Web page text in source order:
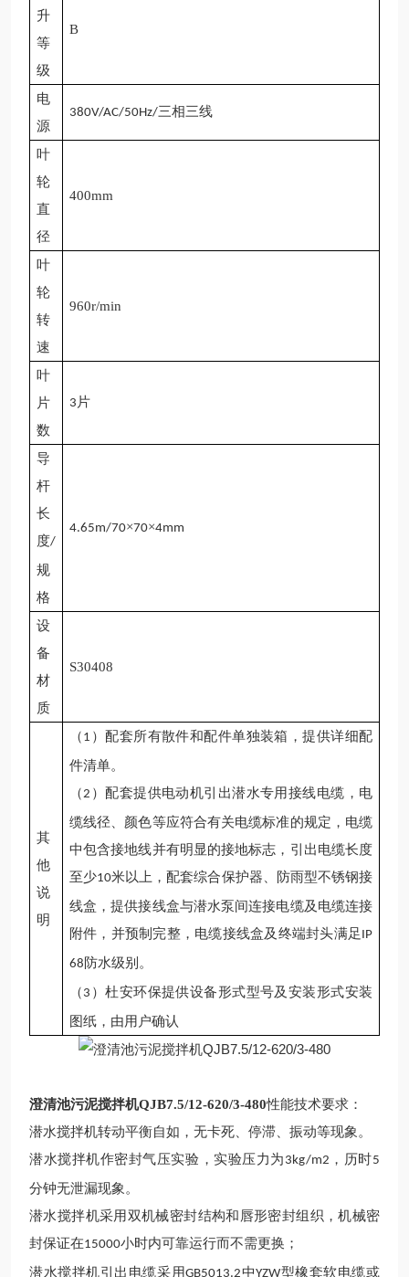
升
等
级
B
电
源
380V/AC/50Hz/三相三线
叶
轮
直
径
400mm
叶
轮
转
速
960r/min
叶
片
数
3 片
导
杆
长
度/
规
格
4.65m/70×70×4mm
设
备
材
质
S30408
其
他
说
明
（ 1 ）配套所有散件和配件单独装箱，提供详细配
件清单。
（2 ）配套提供电动机引出潜水专用接线电缆，电
缆线径、颜色等应符合有关电缆标准的规定，电缆
中包含接地线并有明显的接地标志，引出电缆长度
至少10米以上，配套综合保护器、防雨型不锈钢接
线盒 ，提供接线盒与潜水泵间连接电缆及电缆连接
附件，并预制完整，电缆接线盒及终端封头满足 IP
68 防水级别。
（ 3 ）杜安环保提供设备形式型号及安装形式安装
图纸，由用户确认
澄清池污泥搅拌机QJB7.5/12-620/3-480性能技术要求：
潜水搅拌机转动平衡自如，无卡死、停滞、振动等现象。
潜水搅拌机作密封气压实验，实验压力为 3kg/m2 ，历时5
分钟无泄漏现象。
潜水搅拌机采用双机械密封结构和唇形密封组织，机械密
封保证在15000小时内可靠运行而不需更换；
潜水搅拌机引出电缆采用GB5013.2中YZW型橡套软电缆或